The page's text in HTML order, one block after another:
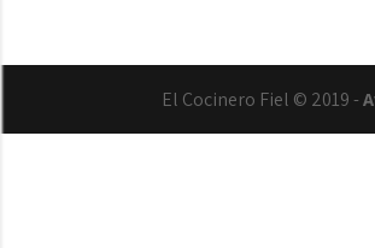
El Cocinero Fiel © 2019 -